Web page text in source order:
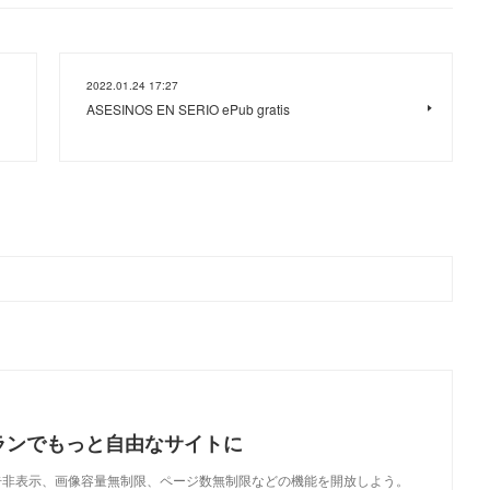
2022.01.24 17:27
ASESINOS EN SERIO ePub gratis
でもっと自由なサイトに
表示、画像容量無制限、ページ数無制限などの機能を開放しよう。